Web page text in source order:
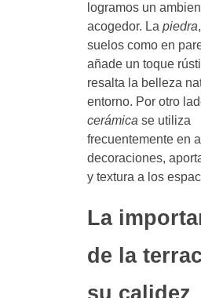
logramos un
acogedor. La piedra
suelos como en
añade un toque
resalta la belleza
entorno. Por otro
cerámica se utiliza
frecuentemente en
decoraciones,
y textura a los
La
de la